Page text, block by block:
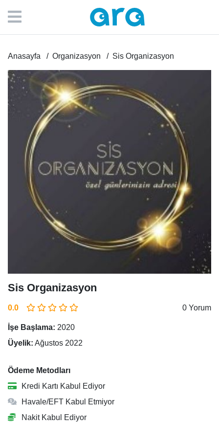
Anasayfa Organizasyon Sis Organizasyon
Sis Organizasyon
0.0 0 Yorum
İşe Başlama: 2020
Üyelik: Ağustos 2022
Ödeme Metodları
Kredi Kartı Kabul Ediyor
Havale/EFT Kabul Etmiyor
Nakit Kabul Ediyor